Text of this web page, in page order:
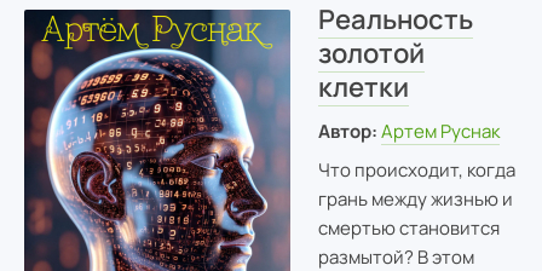
Реальность
золотой
клетки
Автор: Артем Руснак
Что происходит, когда
грань между жизнью и
смертью становится
размытой? В этом